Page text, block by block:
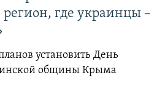
где украинцы –
установить День
общины Крыма